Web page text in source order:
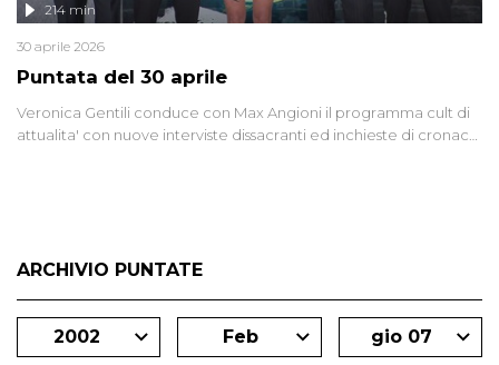
Puntata del 30 aprile
214 min
30 aprile 2026
Veronica Gentili conduce con Max Angioni il programma cult di
attualita' con nuove interviste dissacranti ed inchieste di cronaca
ARCHIVIO PUNTATE
2002 Feb gio 07